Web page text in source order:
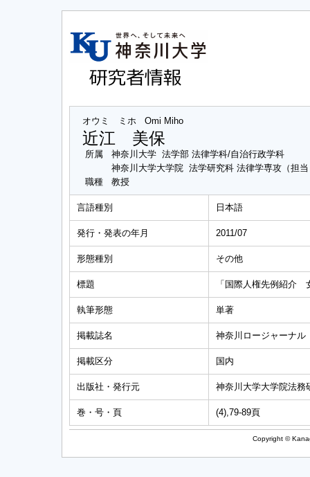
オウミ ミホ Omi Miho
近江 美保
所属
神奈川大学 法学部 法律学科/自治行政学科
神奈川大学大学院 法学研究科 法律学専攻（担
職種
教授
言語種別 日本語
発行・発表の年月 2011/07
形態種別 その他
標題 「国際人権先例紹介
執筆形態 単著
掲載誌名 神奈川ロージャーナル
掲載区分 国内
出版社・発行元 神奈川大学大学院法務
巻・号・頁 (4),79-89頁
Copyright ©